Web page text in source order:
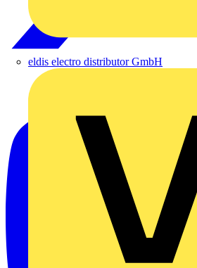
eldis electro distributor GmbH